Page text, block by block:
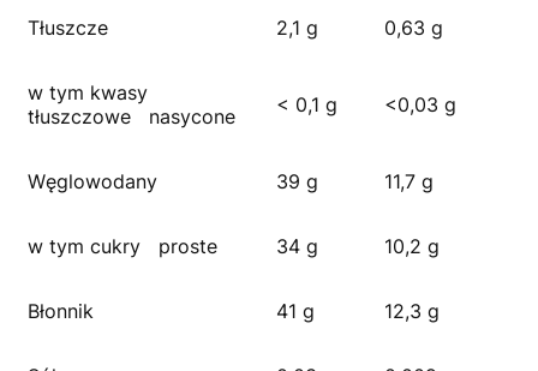
Tłuszcze 2,1 g 0,63 g
w tym kwasy
tłuszczowe nasycone
< 0,1 g <0,03 g
Węglowodany 39 g 11,7 g
w tym cukry proste 34 g 10,2 g
Błonnik 41 g 12,3 g